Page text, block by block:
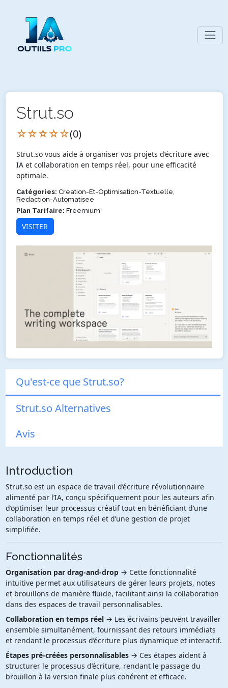
Strut.so
☆☆☆☆☆(0)
Strut.so vous aide à organiser vos projets d’écriture avec
IA et collaboration en temps réel, pour une efficacité
optimale.
Catégories: Creation-Et-Optimisation-Textuelle,
Redaction-Automatisee
Plan Tarifaire: Freemium
VISITER
Qu'est-ce que Strut.so?
Strut.so Alternatives
Avis
Introduction
Strut.so est un espace de travail d’écriture révolutionnaire
alimenté par l’IA, conçu spécifiquement pour les auteurs afin
d’optimiser leur processus créatif tout en bénéficiant d’une
collaboration en temps réel et d’une gestion de projet
simplifiée.
Fonctionnalités
Organisation par drag-and-drop→ Cette fonctionnalité
intuitive permet aux utilisateurs de gérer leurs projets, notes
et brouillons de manière fluide, facilitant ainsi la collaboration
dans des espaces de travail personnalisables.
Collaboration en temps réel→ Les écrivains peuvent travailler
ensemble simultanément, fournissant des retours immédiats
et rendant le processus d’écriture plus dynamique et interactif.
Étapes pré-créées personnalisables→ Ces étapes aident à
structurer le processus d’écriture, rendant le passage du
brouillon à la version finale plus cohérent et efficace.